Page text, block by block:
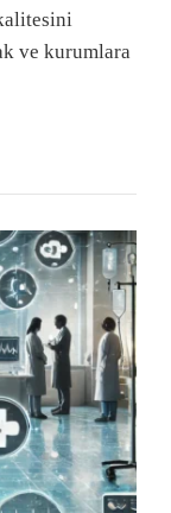
ve kurumlara